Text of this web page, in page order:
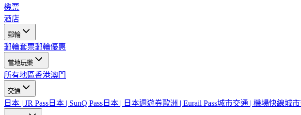
機票
酒店
郵輪
郵輪套票郵輪優惠
當地玩樂
所有地區香港澳門
交通
日本 | JR Pass 日本 | SunQ Pass 日本 | 日本週遊券歐洲 | Eurail Pass城市交通 | 機場快線城